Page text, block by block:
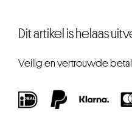
Dit artikel is helaas
Veilig en vertrouwde